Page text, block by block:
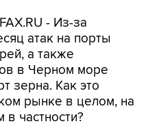
- Из-за
атак на порты
а также
в Черном море
зерна. Как это
рынке в целом, на
в частности?